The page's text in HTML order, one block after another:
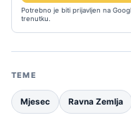
Potrebno je biti prijavljen na
trenutku.
TEME
Mjesec Ravna Zemlja